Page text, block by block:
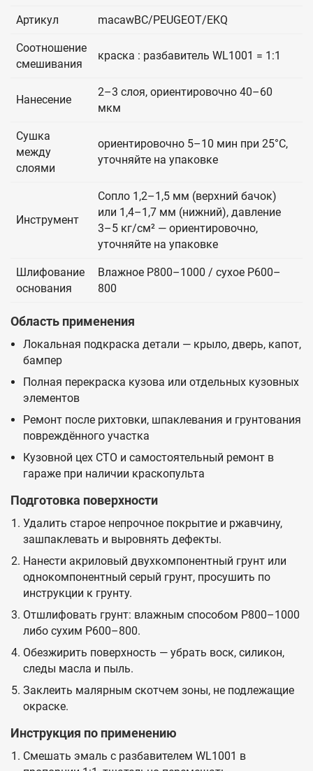
Артикул macawBC/PEUGEOT/EKQ
Соотношение
смешивания
краска : разбавитель WL1001 = 1:1
Нанесение
2–3 слоя, ориентировочно 40–60
мкм
Сушка
между
слоями
ориентировочно 5–10 мин при 25°C,
уточняйте на упаковке
Инструмент
Сопло 1,2–1,5 мм (верхний бачок)
или 1,4–1,7 мм (нижний), давление
3–5 кг/см² — ориентировочно,
уточняйте на упаковке
Шлифование
основания
Влажное P800–1000 / сухое P600–
800
Область применения
Локальная подкраска детали — крыло, дверь, капот,
бампер
Полная перекраска кузова или отдельных кузовных
элементов
Ремонт после рихтовки, шпаклевания и грунтования
повреждённого участка
Кузовной цех СТО и самостоятельный ремонт в
гараже при наличии краскопульта
Подготовка поверхности
Удалить старое непрочное покрытие и ржавчину,
зашпаклевать и выровнять дефекты.
Нанести акриловый двухкомпонентный грунт или
однокомпонентный серый грунт, просушить по
инструкции к грунту.
Отшлифовать грунт: влажным способом P800–1000
либо сухим P600–800.
Обезжирить поверхность — убрать воск, силикон,
следы масла и пыль.
Заклеить малярным скотчем зоны, не подлежащие
окраске.
Инструкция по применению
Смешать эмаль с разбавителем WL1001 в